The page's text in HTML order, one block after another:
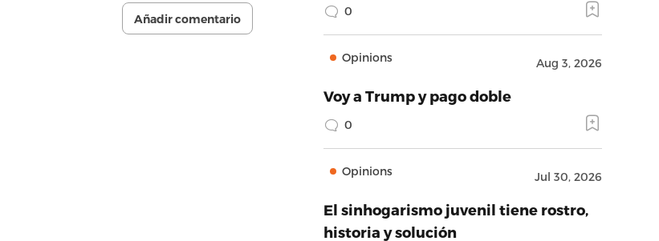
Añadir comentario
0
Opinions Aug 3, 2026
Voy a Trump y pago doble
0
Opinions Jul 30, 2026
El sinhogarismo juvenil tiene rostro,
historia y solución